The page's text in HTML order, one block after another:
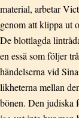
material, arbetar
genom att klippa ut
De blottlagda
en essä som följer
händelserna vid
likheterna mellan
bönen. Den judiska